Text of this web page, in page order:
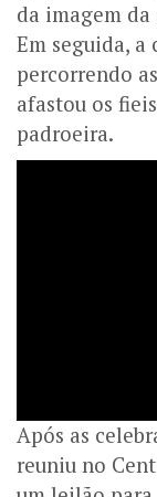
da imagem
Em seguida, a
percorrendo
afastou os
padroeira.
Após as
reuniu no